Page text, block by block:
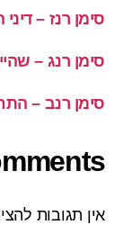
סימן רנז –
סימן רנג –
סימן רנב –
אין תגובות